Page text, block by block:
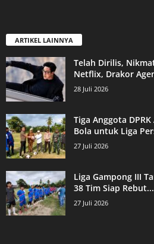
ARTIKEL LAINNYA
Telah Dirilis,
Netflix, Drakor
28 Juli 2026
Tiga Anggota
Bola untuk Liga
27 Juli 2026
Liga Gampong III
38 Tim Siap Rebut...
27 Juli 2026